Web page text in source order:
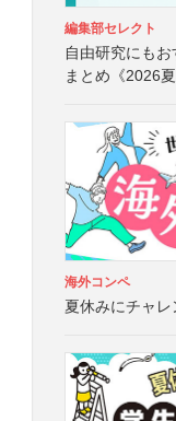
編集部セレクト
自由研究にも
まとめ《2026夏
海外コンペ
夏休みにチャ